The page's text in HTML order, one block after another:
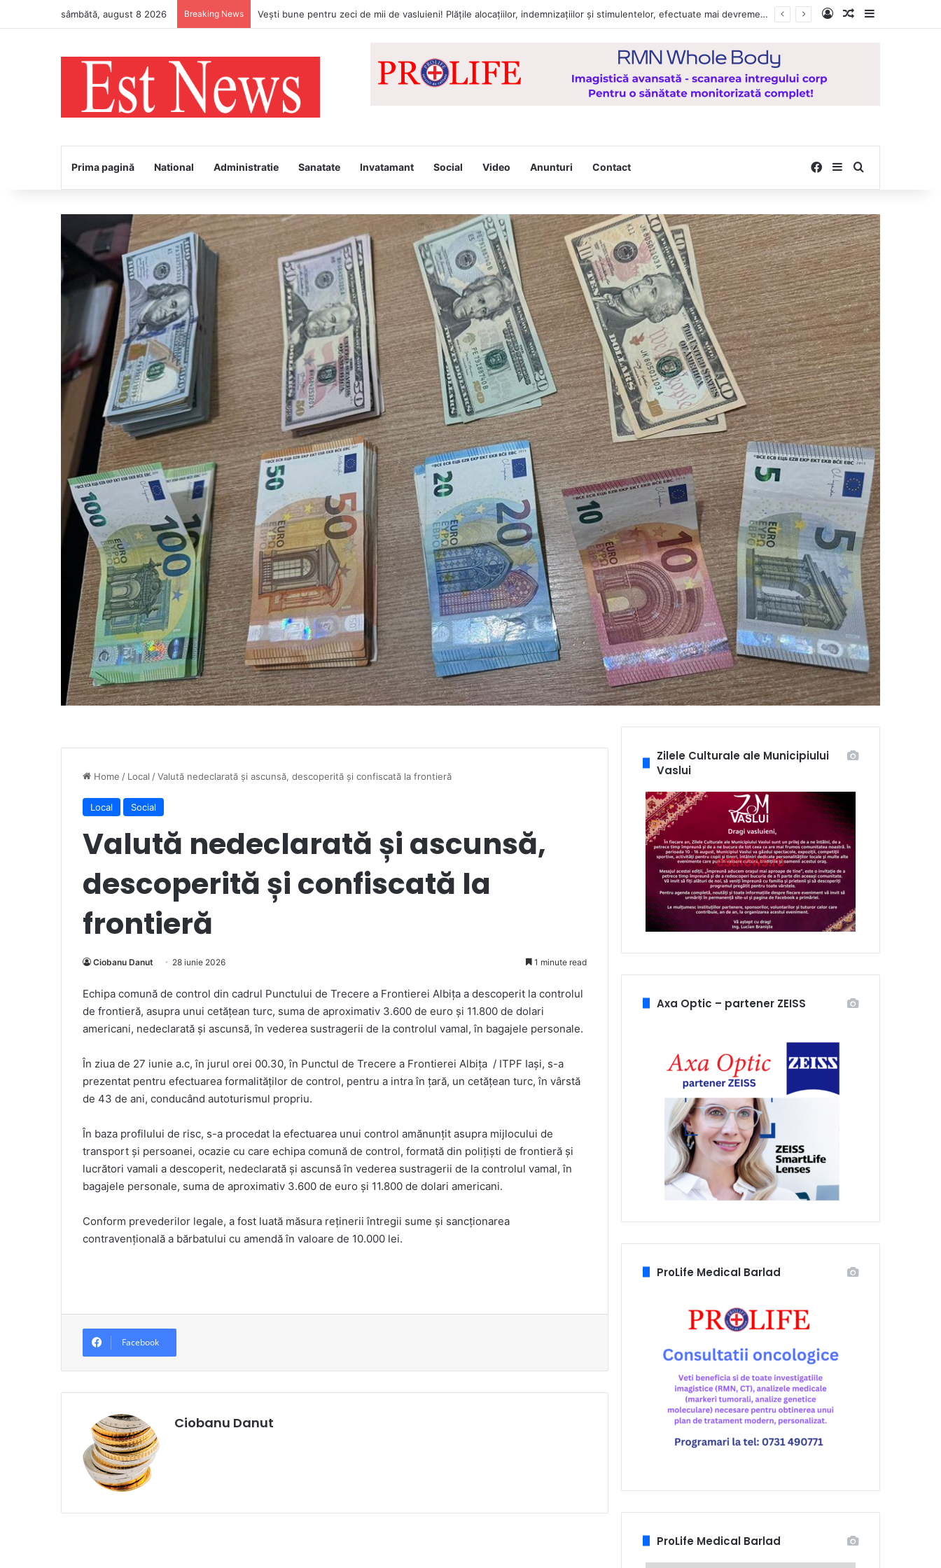
sâmbătă, august 8 2026 Breaking News PS Ignatie va întâmpina, joi, la Vaslui, Icoana făcătoare de minuni a Maicii Domnului, de la Mănăstirea Hadâmbu Log InRandom Article
Sidebar
Prima pagină National Administratie Sanatate Invatamant Social Video Anunturi Contact Facebook
SidebarSearch for
Home / Local /Valută nedeclarată și ascunsă, descoperită și confiscată la frontieră
Local Social
Valută nedeclarată și ascunsă,
descoperită și confiscată la
frontieră
Ciobanu Danut 28 iunie 2026 1 minute read
Echipa comună de control din cadrul Punctului de Trecere a Frontierei Albiţa a descoperit la controlul
de frontieră, asupra unui cetățean turc, suma de aproximativ 3.600 de euro și 11.800 de dolari
americani, nedeclarată și ascunsă, în vederea sustragerii de la controlul vamal, în bagajele personale.
În ziua de 27 iunie a.c, în jurul orei 00.30, în Punctul de Trecere a Frontierei Albiţa / ITPF Iaşi, s-a
prezentat pentru efectuarea formalităţilor de control, pentru a intra în ţară, un cetățean turc, în vârstă
de 43 de ani, conducând autoturismul propriu.
În baza profilului de risc, s-a procedat la efectuarea unui control amănunţit asupra mijlocului de
transport şi persoanei, ocazie cu care echipa comună de control, formată din poliţişti de frontieră şi
lucrători vamali a descoperit, nedeclarată și ascunsă în vederea sustragerii de la controlul vamal, în
bagajele personale, suma de aproximativ 3.600 de euro și 11.800 de dolari americani.
Conform prevederilor legale, a fost luată măsura reţinerii întregii sume şi sancţionarea
contravenţională a bărbatului cu amendă în valoare de 10.000 lei.
Facebook
Ciobanu Danut
Zilele Culturale ale Municipiului
Vaslui
Axa Optic – partener ZEISS
ProLife Medical Barlad
ProLife Medical Barlad